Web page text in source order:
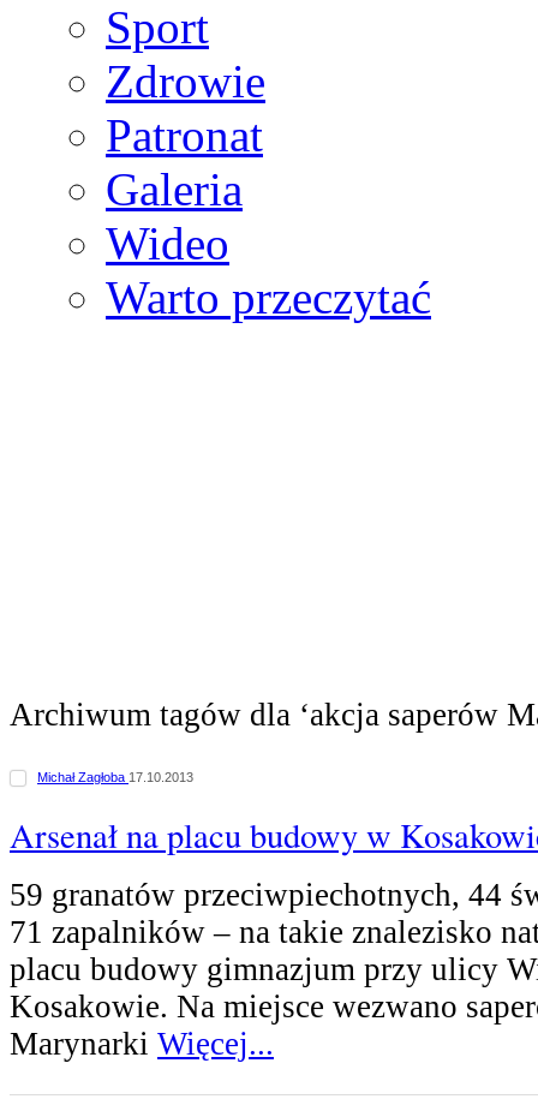
Sport
Zdrowie
Patronat
Galeria
Wideo
Warto przeczytać
Archiwum tagów dla ‘akcja saperów
Michał Zagłoba 17.10.2013
Arsenał na placu budowy w
59 granatów przeciwpiechotnych, 44
71 zapalników – na takie znalezisko
placu budowy gimnazjum przy ulicy
Kosakowie. Na miejsce wezwano
Marynarki Więcej...